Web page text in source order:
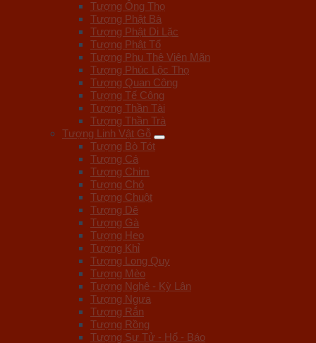
Tượng Ông Thọ
Tượng Phật Bà
Tượng Phật Di Lặc
Tượng Phật Tổ
Tượng Phu Thê Viên Mãn
Tượng Phúc Lộc Thọ
Tượng Quan Công
Tượng Tế Công
Tượng Thần Tài
Tượng Thần Trà
Tượng Linh Vật Gỗ
Tượng Bò Tót
Tượng Cá
Tượng Chim
Tượng Chó
Tượng Chuột
Tượng Dê
Tượng Gà
Tượng Heo
Tượng Khỉ
Tượng Long Quy
Tượng Mèo
Tượng Nghê - Kỳ Lân
Tượng Ngựa
Tượng Rắn
Tượng Rồng
Tượng Sư Tử - Hổ - Báo